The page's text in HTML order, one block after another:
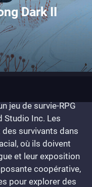
Dark II
jeu de survie-RPG
Studio Inc. Les
survivants dans
où ils doivent
et leur exposition
coopérative,
pour explorer des